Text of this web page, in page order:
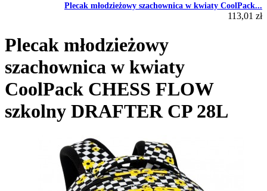
Plecak młodzieżowy szachownica w kwiaty CoolPack...
113,01 zł
Plecak młodzieżowy
szachownica w kwiaty
CoolPack CHESS FLOW
szkolny DRAFTER CP 28L